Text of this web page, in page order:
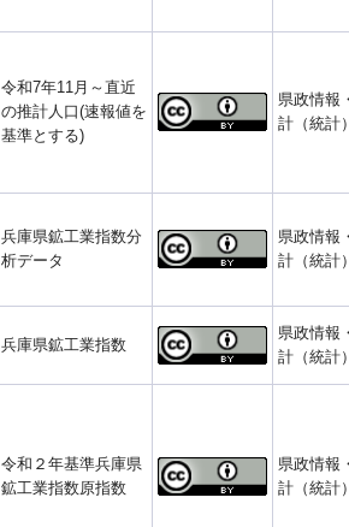
令和7年11月～直近
の推計人口(速報値を
基準とする)
県政情報
計（統計）
兵庫県鉱工業指数分
析データ
県政情報
計（統計）
兵庫県鉱工業指数
県政情報
計（統計）
令和２年基準兵庫県
鉱工業指数原指数
県政情報
計（統計）